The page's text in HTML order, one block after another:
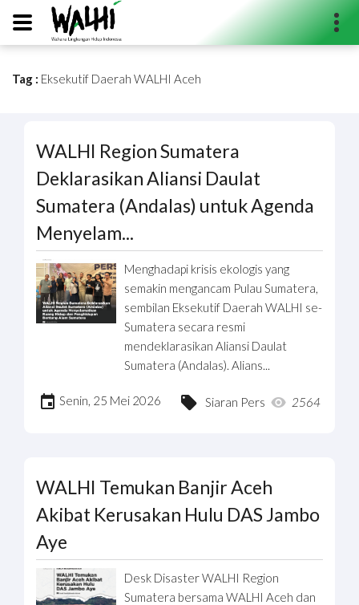
Search...
Tag : Eksekutif Daerah WALHI Aceh
WALHI Region Sumatera
Deklarasikan Aliansi Daulat
Sumatera (Andalas) untuk Agenda
Menyelam...
Menghadapi krisis ekologis yang
semakin mengancam Pulau Sumatera,
sembilan Eksekutif Daerah WALHI se-
Sumatera secara resmi
mendeklarasikan Aliansi Daulat
Sumatera (Andalas). Alians...
Senin, 25 Mei 2026 Siaran Pers 2564
WALHI Temukan Banjir Aceh
Akibat Kerusakan Hulu DAS Jambo
Aye
Desk Disaster WALHI Region
Sumatera bersama WALHI Aceh dan